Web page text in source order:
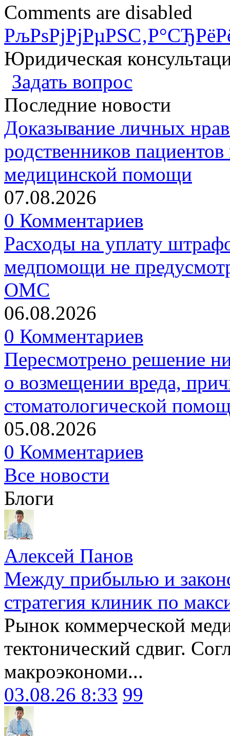
Comments are disabled
Юридическая
Задать вопрос
Последние новости
Доказывание личных
родственников
медицинской помощи
07.08.2026
0 Комментариев
Расходы на уплату
медпомощи не
ОМС
06.08.2026
0 Комментариев
Пересмотрено решение
о возмещении вреда,
стоматологической
05.08.2026
0 Комментариев
Все новости
Блоги
Алексей Панов
Между прибылью и
стратегия клиник по
Рынок коммерческой
тектонический сдвиг.
макроэкономи...
03.08.26 8:33 99